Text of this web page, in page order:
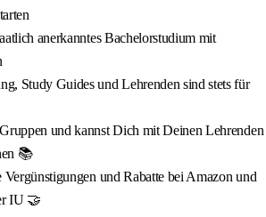
anerkanntes Bachelorstudium mit
Study Guides und Lehrenden sind stets für
und kannst Dich mit Deinen Lehrenden
📚
Vergünstigungen und Rabatte bei Amazon und
IU 🤝